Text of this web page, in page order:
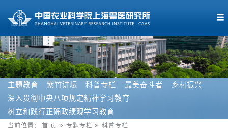
主题教育 紫竹讲坛 科普专栏 最美奋斗者
乡村振兴
深入贯彻中央八项规定精神学习教育
树立和践行正确政绩观学习教育
当前位置： 首 页 专题专栏 科普专栏